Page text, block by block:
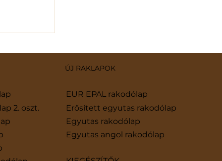
2. oszt.
ÚJ RAKLAPOK
EUR EPAL rakodólap
Erősített egyutas rakodólap
Egyutas rakodólap
Egyutas angol rakodólap